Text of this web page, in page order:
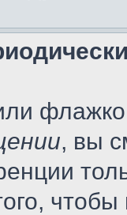
, вы
чтобы